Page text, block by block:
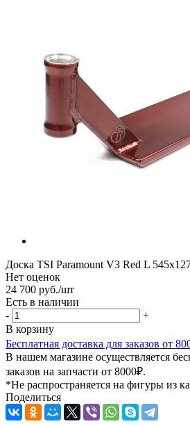
Доска TSI Paramount V3 Red L
Нет оценок
24 700 руб./шт
Есть в наличии
-
+
В корзину
Бесплатная доставка для заказов от
В нашем магазине осуществляется
заказов на запчасти от 8000₽.
*Не распространяется на фигуры из
Поделиться